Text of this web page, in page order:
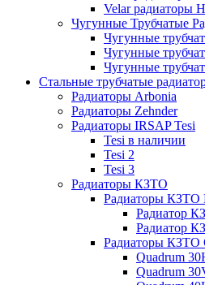
Velar радиаторы
Чугунные Трубчатые
Чугунные
Чугунные
Чугунные
Стальные трубчатые
Радиаторы Arbonia
Радиаторы Zehnder
Радиаторы IRSAP Tesi
Tesi в наличии
Tesi 2
Tesi 3
Радиаторы КЗТО
Радиаторы КЗТО
Радиатор
Радиатор
Радиаторы КЗТО
Quadrum
Quadrum